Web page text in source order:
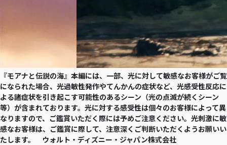
『モアナと伝説の海』本編には、一部、光に対して敏感なお客様がご覧
になられた場合、光過敏性発作やてんかんの症状など、光感受性反応に
よる諸症状を引き起こす可能性のあるシーン（光の点滅が続くシーン
等）が含まれております。光に対する感受性は個々のお客様によって異
なりますので、ご鑑賞いただく際には予めご注意ください。光刺激に敏
感なお客様は、ご鑑賞に際して、注意深くご判断いただくようお願いい
たします。 ウォルト・ディズニー・ジャパン株式会社